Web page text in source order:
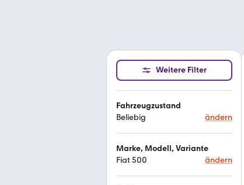
Weitere Filter
Fahrzeugzustand
Beliebig
ändern
Marke, Modell, Variante
Fiat 500
ändern